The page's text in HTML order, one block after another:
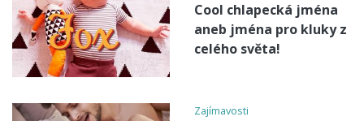
Cool chlapecká jména
aneb jména pro kluky z
celého světa!
Zajímavosti